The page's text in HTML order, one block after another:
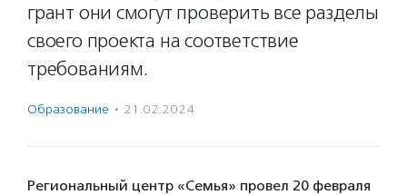
грант они смогут проверить все разделы
своего проекта на соответствие
требованиям.
Образование · 21.02.2024
Региональный центр «Семья» провел 20 февраля